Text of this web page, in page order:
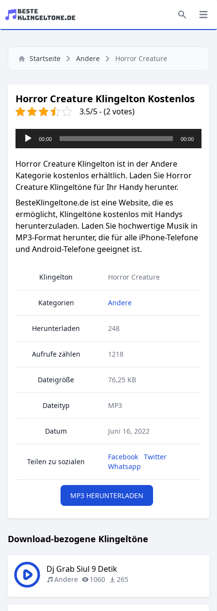
Startseite Andere Horror Creature
Horror Creature Klingelton Kostenlos
3.5/5 - (2 votes)
Audio-
Player
00:00 00:00
Horror Creature Klingelton ist in der Andere
Kategorie kostenlos erhältlich. Laden Sie Horror
Creature Klingeltöne für Ihr Handy herunter.
BesteKlingeltone.de ist eine Website, die es
ermöglicht, Klingeltöne kostenlos mit Handys
herunterzuladen. Laden Sie hochwertige Musik in
MP3-Format herunter, die für alle iPhone-Telefone
und Android-Telefone geeignet ist.
Klingelton Horror Creature
Kategorien Andere
Herunterladen 248
Aufrufe zählen 1218
Dateigröße 76,25 KB
Dateityp MP3
Datum Juni 16, 2022
Teilen zu sozialen
Facebook
Twitter
Whatsapp
MP3 HERUNTERLADEN
Download-bezogene Klingeltöne
Dj Grab Siul 9 Detik
Andere 1060 265